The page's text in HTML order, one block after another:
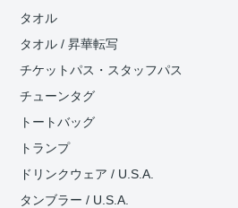
タオル
タオル / 昇華転写
チケットパス・スタッフパス
チューンタグ
トートバッグ
トランプ
ドリンクウェア / U.S.A.
タンブラー / U.S.A.